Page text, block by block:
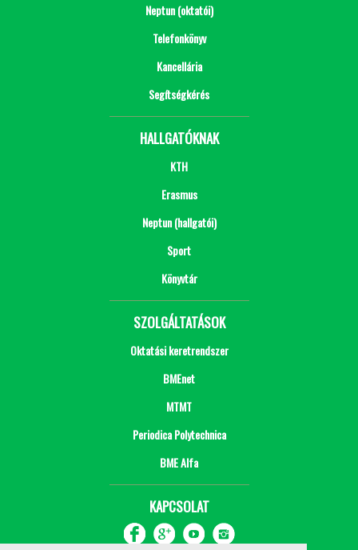
Neptun (oktatói)
Telefonkönyv
Kancellária
Segítségkérés
HALLGATÓKNAK
KTH
Erasmus
Neptun (hallgatói)
Sport
Könyvtár
SZOLGÁLTATÁSOK
Oktatási keretrendszer
BMEnet
MTMT
Periodica Polytechnica
BME Alfa
KAPCSOLAT